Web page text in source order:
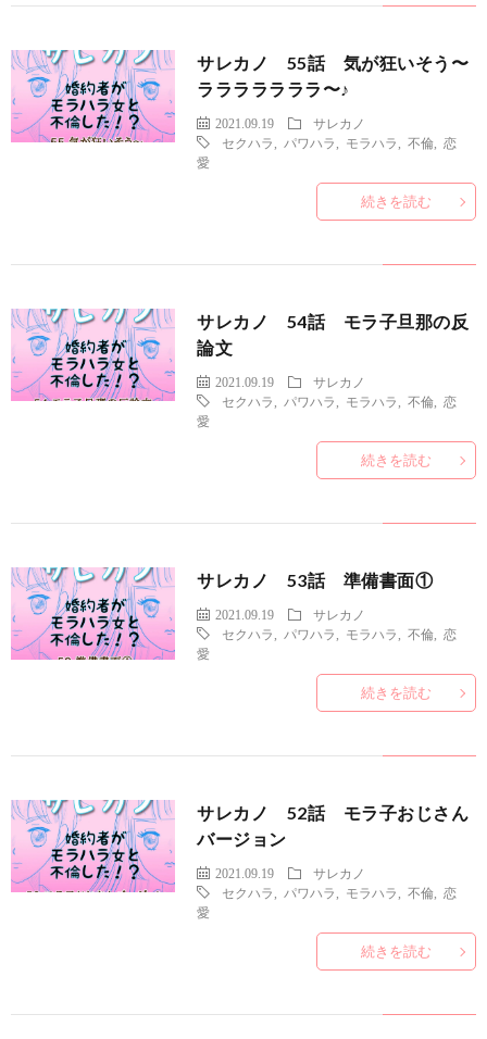
サレカノ 55話 気が狂いそう〜
ラララララララ〜♪
2021.09.19
サレカノ
セクハラ
パワハラ モラハラ ,不倫 ,恋
愛
続きを読む
サレカノ 54話 モラ子旦那の反
論文
2021.09.19
サレカノ
セクハラ
パワハラ モラハラ ,不倫 ,恋
愛
続きを読む
サレカノ 53話 準備書面①
2021.09.19
サレカノ
セクハラ
パワハラ モラハラ ,不倫 ,恋
愛
続きを読む
サレカノ 52話 モラ子おじさん
バージョン
2021.09.19
サレカノ
セクハラ
パワハラ モラハラ ,不倫 ,恋
愛
続きを読む